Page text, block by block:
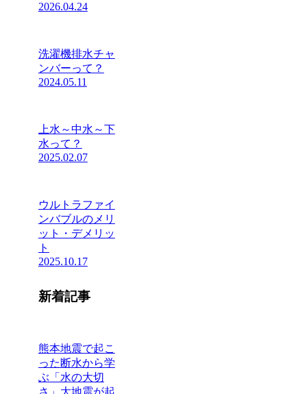
2026.04.24
洗濯機排水チャ
ンバーって？
2024.05.11
上水～中水～下
水って？
2025.02.07
ウルトラファイ
ンバブルのメリ
ット・デメリッ
ト
2025.10.17
新着記事
熊本地震で起こ
った断水から学
ぶ「水の大切
さ」大地震が起